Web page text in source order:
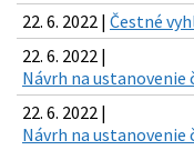
22. 6. 2022 | Čestné
22. 6. 2022 |
Návrh na ustanovenie
22. 6. 2022 |
Návrh na